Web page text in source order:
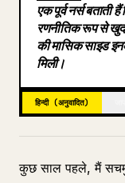
ब्लॉग
एक पूर्व नर्स
रणनीतिक रूप से
की मासिक साइड
मिली।
हिन्दी (अनुवादित)
कुछ साल पहले, मैं